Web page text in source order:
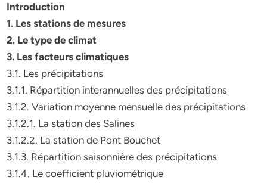
Introduction
1. Les stations de mesures
2. Le type de climat
3. Les facteurs climatiques
3.1. Les précipitations
3.1.1. Répartition interannuelles des précipitations
3.1.2. Variation moyenne mensuelle des précipitations
3.1.2.1. La station des Salines
3.1.2.2. La station de Pont Bouchet
3.1.3. Répartition saisonnière des précipitations
3.1.4. Le coefficient pluviométrique